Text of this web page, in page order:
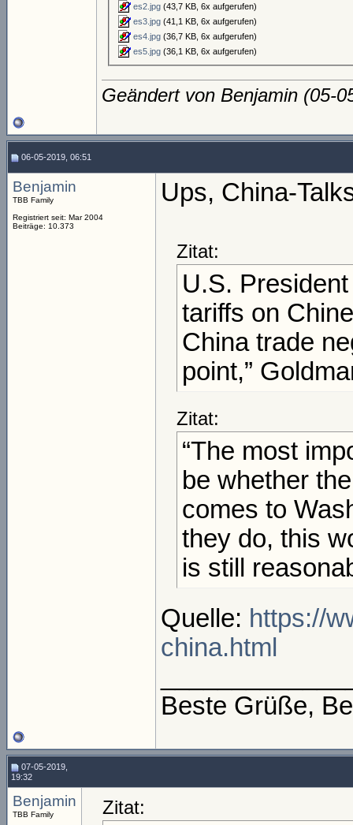
es2.jpg (43,7 KB, 6x aufgerufen)
es3.jpg (41,1 KB, 6x aufgerufen)
es4.jpg (36,7 KB, 6x aufgerufen)
es5.jpg (36,1 KB, 6x aufgerufen)
Geändert von Benjamin (05-
06-05-2019, 06:51
Benjamin
TBB Family
Registriert seit: Mar 2004
Beiträge: 10.373
Ups, China-
Zitat:
U.S.
tariffs on
China trade
point,”
Zitat:
“The most
be whether
comes to
they do, this
is still
Quelle: https://
china.html
Beste Grüße,
07-05-2019,
19:32
Benjamin
TBB Family
Zitat: